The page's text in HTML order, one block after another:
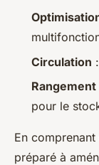
Circulation
Rangement
pour le
En
préparé à